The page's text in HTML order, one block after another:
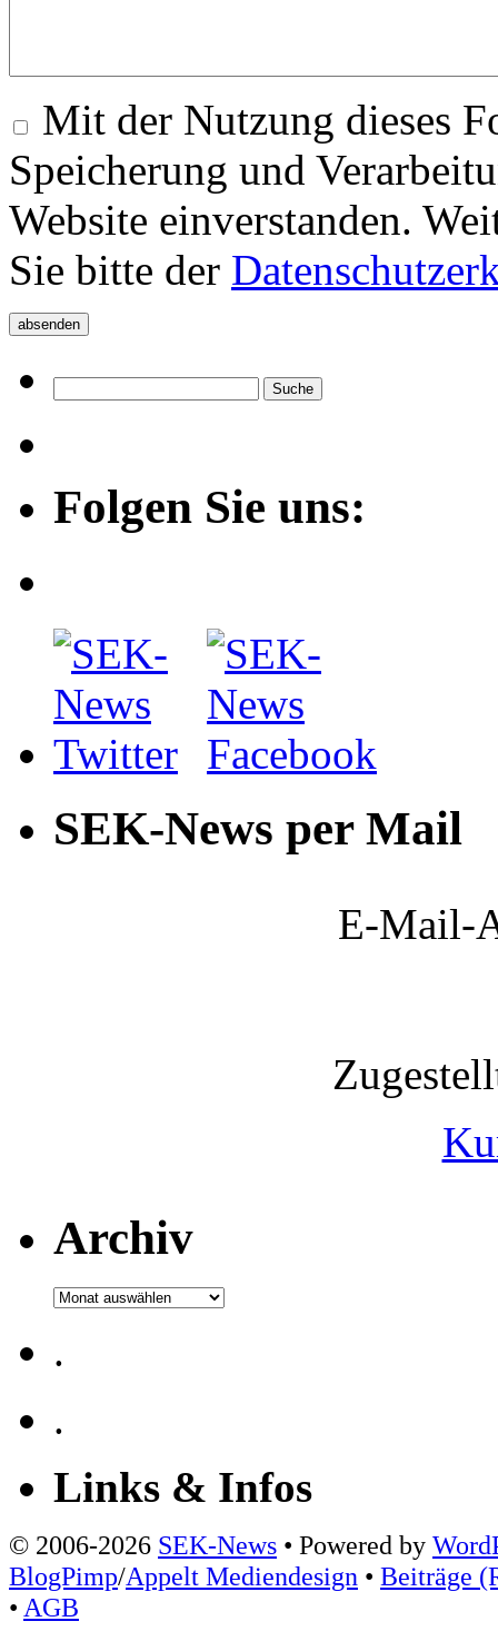
Mit der Nutzung dieses
Speicherung und
Website einverstanden.
Sie bitte der
Folgen Sie uns:
SEK-News per Mail
E-Mail-
Archiv
Archiv
.
.
Links & Infos
© 2006-2026 SEK-News • Powered by
BlogPimp/Appelt Mediendesign • Beiträge
• AGB